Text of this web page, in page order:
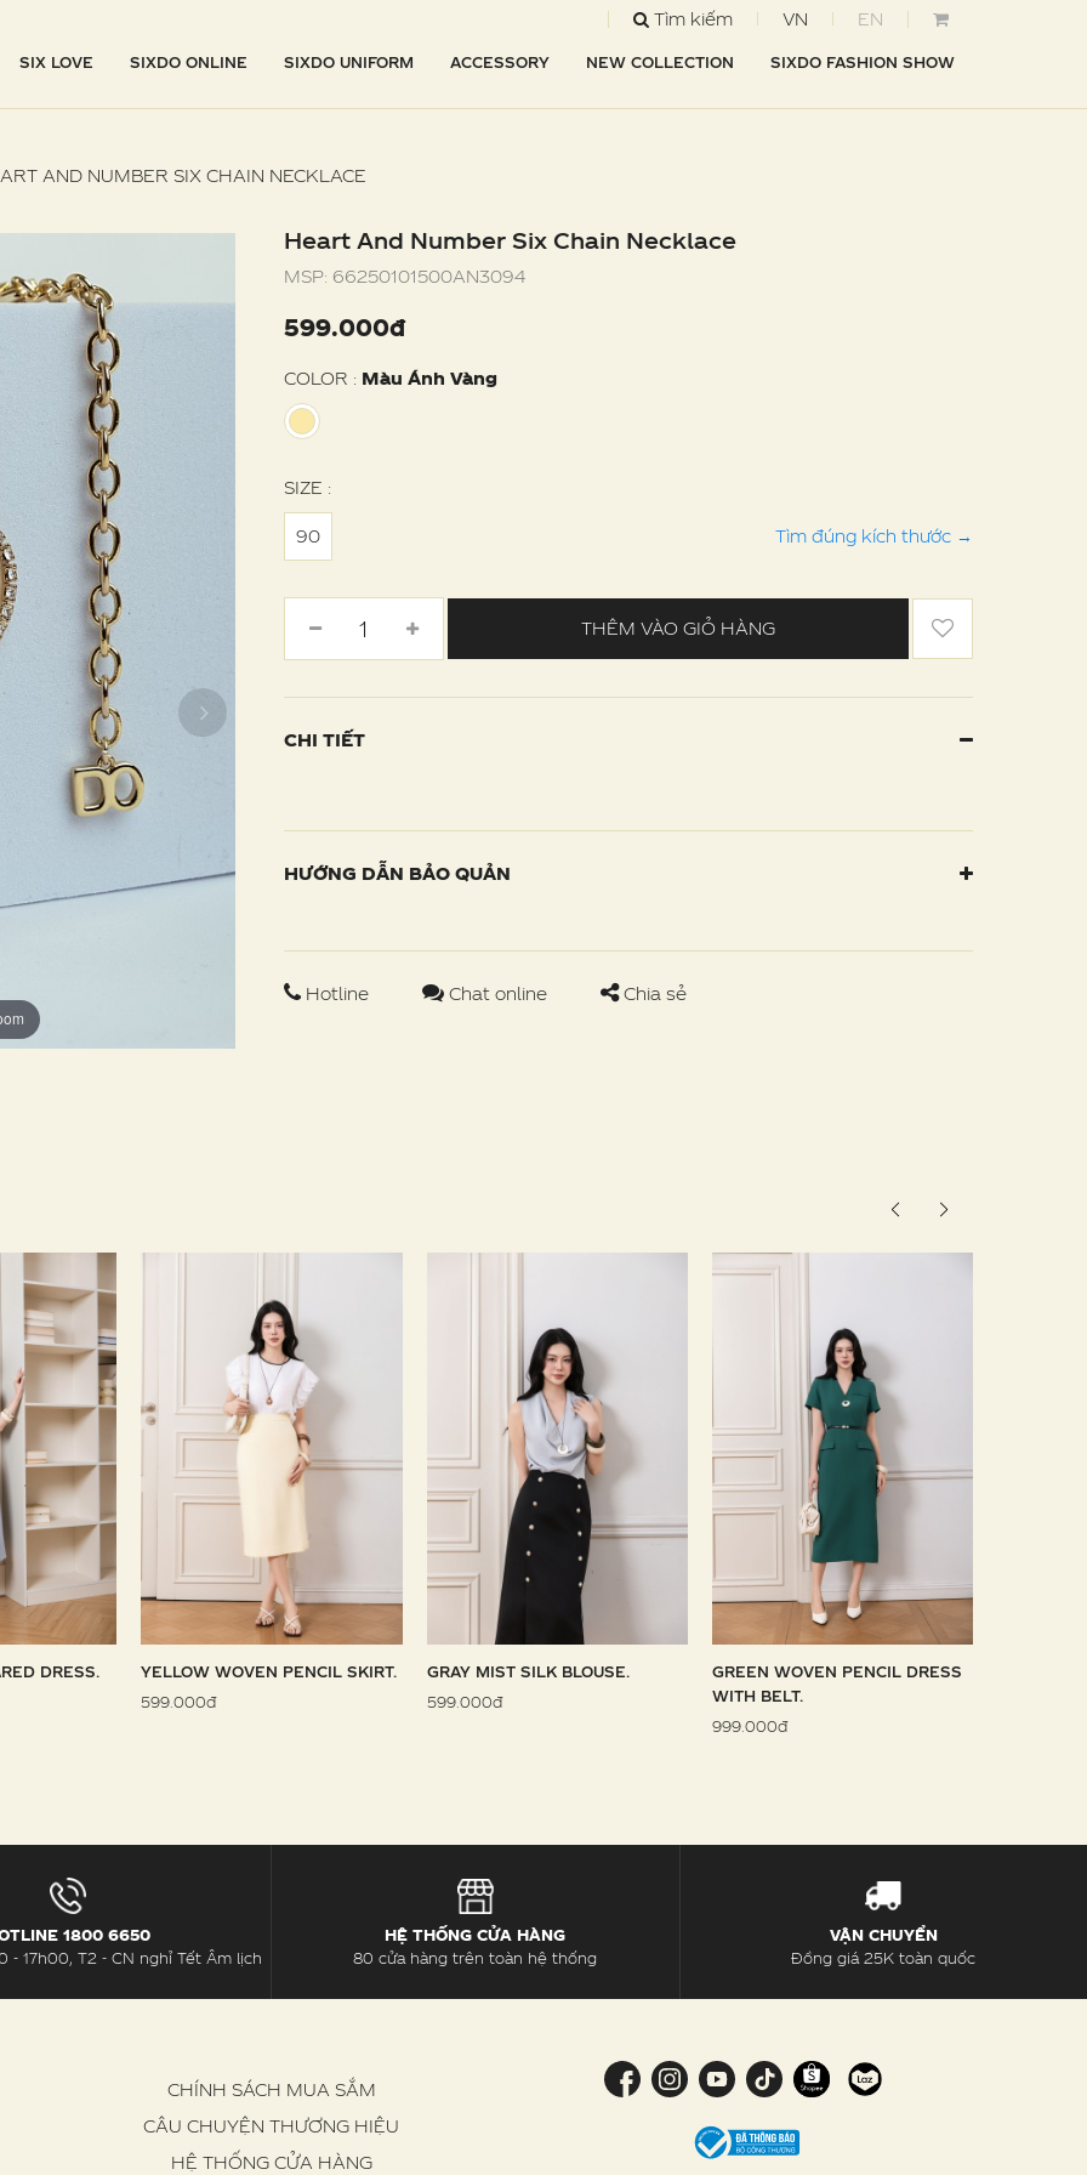
Tìm kiếm VN EN
SIX LOVE SIXDO ONLINE SIXDO UNIFORM ACCESSORY NEW COLLECTION SIXDO FASHION SHOW
AND NUMBER SIX CHAIN NECKLACE
Heart And Number Six Chain Necklace
MSP: 66250101500AN3094
599.000đ
COLOR : Màu Ánh Vàng
SIZE :
90 Tìm đúng kích thước →
THÊM VÀO GIỎ HÀNG
CHI TIẾT
HƯỚNG DẪN BẢO QUẢN
Hotline Chat online Chia sẻ
DRESS.
YELLOW WOVEN PENCIL SKIRT.
599.000đ
GRAY MIST SILK BLOUSE.
599.000đ
GREEN WOVEN PENCIL DRESS
WITH BELT.
999.000đ
1800 6650
- 17h00, T2 - CN nghỉ Tết Âm lịch
HỆ THỐNG CỬA HÀNG
80 cửa hàng trên toàn hệ thống
VẬN CHUYỂN
Đồng giá 25K toàn quốc
CHÍNH SÁCH MUA SẮM
CÂU CHUYỆN THƯƠNG HIỆU
HỆ THỐNG CỬA HÀNG